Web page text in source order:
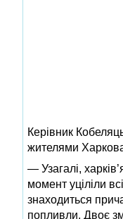
Керівник
жителями
— Узагалі,
момент уціліли
знаходиться
попливли. Двоє